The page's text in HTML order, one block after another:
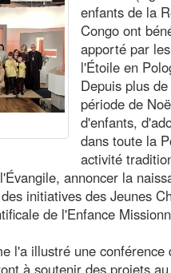
enfants de la
Congo ont
apporté par
l'Étoile en
Depuis plus
période de
d'enfants,
dans toute la
activité
annoncer la
initiatives des Jeunes
de l'Enfance
l'a illustré une
à soutenir des projets